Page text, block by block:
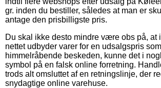
gr. inden du bestiller, således at man er
antage den prisbilligste pris.
Du skal ikke desto mindre være obs på, at
nettet udbyder varer for en udsalgspris
himmelråbende beskeden, kunne det i
symbol på en falsk online forretning.
trods alt omsluttet af en retningslinje, der
snydagtige online varehuse.